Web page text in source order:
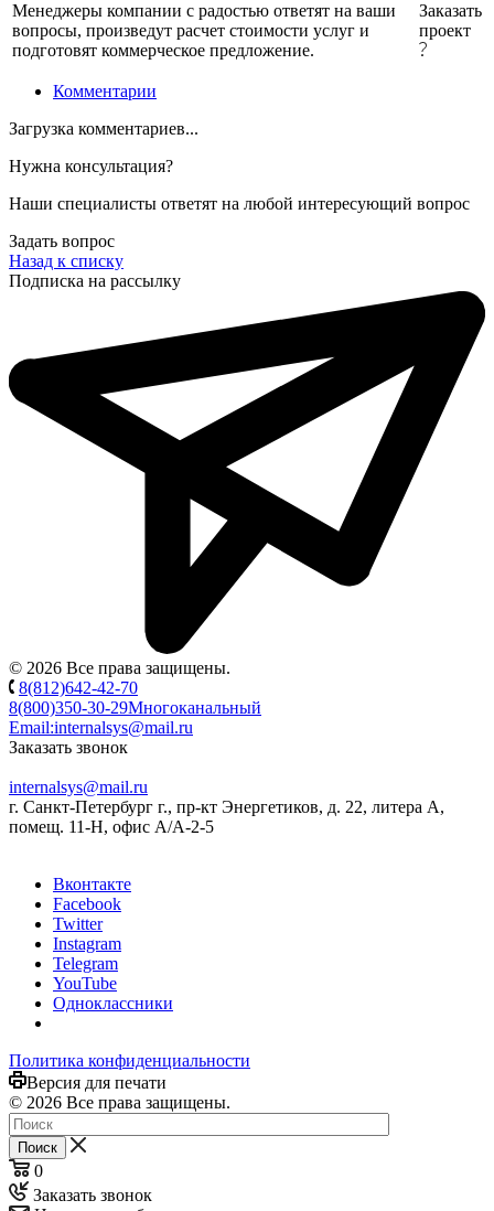
Менеджеры компании с радостью ответят на ваши
вопросы, произведут расчет стоимости услуг и
подготовят коммерческое предложение.
Заказать
проект
Комментарии
Загрузка комментариев...
Нужна консультация?
Наши специалисты ответят на любой интересующий вопрос
Задать вопрос
Назад к списку
Подписка на рассылку
© 2026 Все права защищены.
8(812)642-42-70
8(800)350-30-29Многоканальный
Email:internalsys@mail.ru
Заказать звонок
internalsys@mail.ru
г. Санкт-Петербург г., пр-кт Энергетиков, д. 22, литера А,
помещ. 11-Н, офис А/А-2-5
Вконтакте
Facebook
Twitter
Instagram
Telegram
YouTube
Одноклассники
Политика конфиденциальности
Версия для печати
© 2026 Все права защищены.
Поиск
0
Заказать звонок